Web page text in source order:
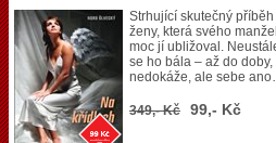
Strhující skutečný
ženy, která svého
moc jí ubližoval.
se ho bála – až do
nedokáže, ale sebe
349,- Kč 99,- Kč